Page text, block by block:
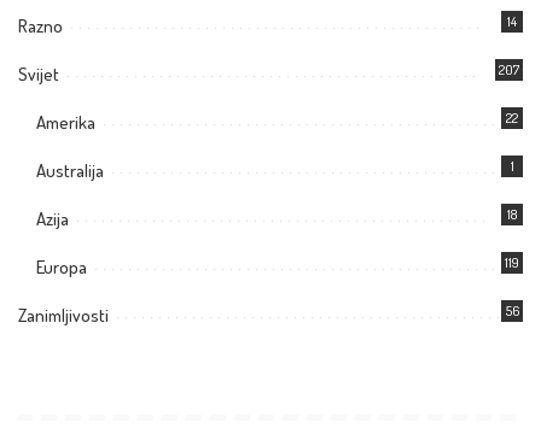
Razno 14
Svijet 207
Amerika 22
Australija 1
Azija 18
Europa 119
Zanimljivosti 56